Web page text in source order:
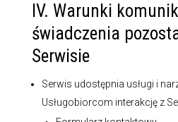
IV. Warunki
świadczenia
Serwisie
Serwis udostępnia usługi i
Usługobiorcom interakcję z